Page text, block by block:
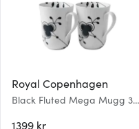
Royal Copenhagen
Black Fluted Mega Mugg 36
1399 kr